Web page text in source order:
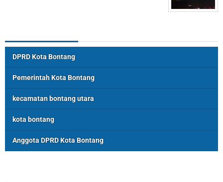
DPRD Kota Bontang
Pemerintah Kota Bontang
kecamatan bontang utara
kota bontang
Anggota DPRD Kota Bontang